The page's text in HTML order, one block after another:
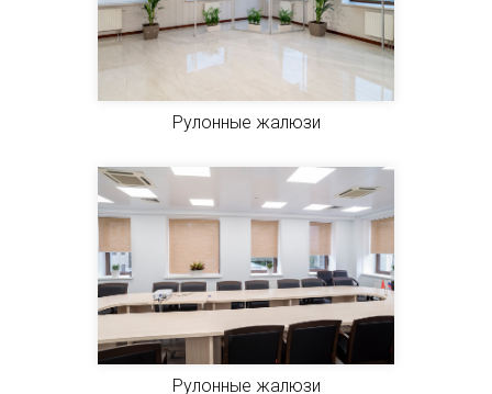
Рулонные жалюзи
Рулонные жалюзи